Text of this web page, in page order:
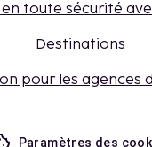
en toute sécurité
Destinations
pour les agences
Paramètres des